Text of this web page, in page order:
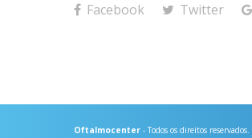
Facebook Twitter
Oftalmocenter - Todos os direitos reservados.